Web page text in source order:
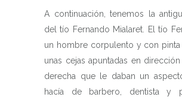
A continuación, tenemos la
del tío Fernando Mialaret. El tío
un hombre corpulento y con
unas cejas apuntadas en
derecha que le daban un
hacía de barbero, dentista y